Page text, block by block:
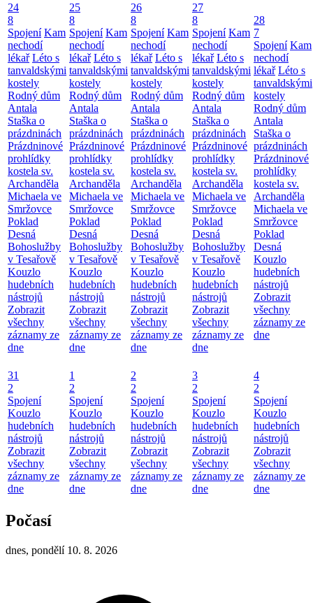
24
8
Spojení Kam
nechodí
lékař Léto s
tanvaldskými
kostely
Rodný dům
Antala
Staška o
prázdninách
Prázdninové
prohlídky
kostela sv.
Archanděla
Michaela ve
Smržovce
Poklad
Desná
Bohoslužby
v Tesařově
Kouzlo
hudebních
nástrojů
Zobrazit
všechny
záznamy ze
dne
25
8
Spojení Kam
nechodí
lékař Léto s
tanvaldskými
kostely
Rodný dům
Antala
Staška o
prázdninách
Prázdninové
prohlídky
kostela sv.
Archanděla
Michaela ve
Smržovce
Poklad
Desná
Bohoslužby
v Tesařově
Kouzlo
hudebních
nástrojů
Zobrazit
všechny
záznamy ze
dne
26
8
Spojení Kam
nechodí
lékař Léto s
tanvaldskými
kostely
Rodný dům
Antala
Staška o
prázdninách
Prázdninové
prohlídky
kostela sv.
Archanděla
Michaela ve
Smržovce
Poklad
Desná
Bohoslužby
v Tesařově
Kouzlo
hudebních
nástrojů
Zobrazit
všechny
záznamy ze
dne
27
8
Spojení Kam
nechodí
lékař Léto s
tanvaldskými
kostely
Rodný dům
Antala
Staška o
prázdninách
Prázdninové
prohlídky
kostela sv.
Archanděla
Michaela ve
Smržovce
Poklad
Desná
Bohoslužby
v Tesařově
Kouzlo
hudebních
nástrojů
Zobrazit
všechny
záznamy ze
dne
28
7
Spojení Kam
nechodí
lékař Léto s
tanvaldskými
kostely
Rodný dům
Antala
Staška o
prázdninách
Prázdninové
prohlídky
kostela sv.
Archanděla
Michaela ve
Smržovce
Poklad
Desná
Kouzlo
hudebních
nástrojů
Zobrazit
všechny
záznamy ze
dne
31
2
Spojení
Kouzlo
hudebních
nástrojů
Zobrazit
všechny
záznamy ze
dne
1
2
Spojení
Kouzlo
hudebních
nástrojů
Zobrazit
všechny
záznamy ze
dne
2
2
Spojení
Kouzlo
hudebních
nástrojů
Zobrazit
všechny
záznamy ze
dne
3
2
Spojení
Kouzlo
hudebních
nástrojů
Zobrazit
všechny
záznamy ze
dne
4
2
Spojení
Kouzlo
hudebních
nástrojů
Zobrazit
všechny
záznamy ze
dne
Počasí
dnes, pondělí 10. 8. 2026